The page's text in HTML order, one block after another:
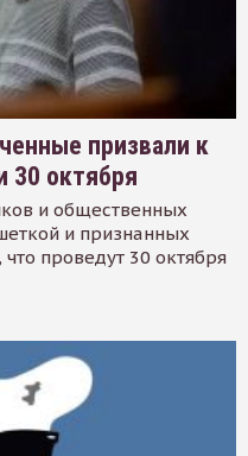
призвали к
30 октября
и общественных
и признанных
проведут 30 октября